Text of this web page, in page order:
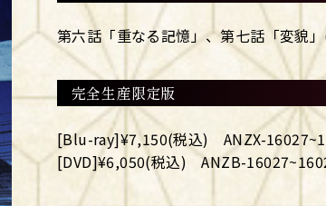
第六話「重なる記憶」、第七話「変貌
完全生産限定版
[Blu-ray]¥7,150(税込) ANZX-
[DVD]¥6,050(税込) ANZB-